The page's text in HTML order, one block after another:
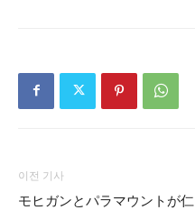
이전 기사
モヒガンとパラマウントが仁